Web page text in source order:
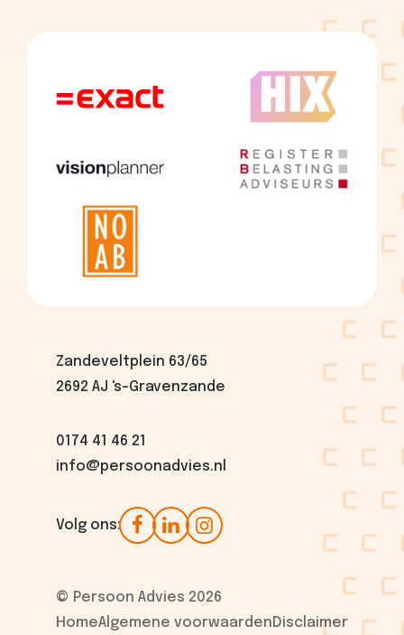
Zandeveltplein 63/65
2692 AJ 's-Gravenzande
0174 41 46 21
info@persoonadvies.nl
Volg ons:
© Persoon Advies 2026
HomeAlgemene voorwaardenDisclaimer